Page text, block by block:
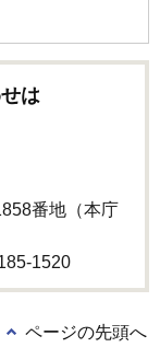
は
番地（本庁
1520
ページの先頭へ